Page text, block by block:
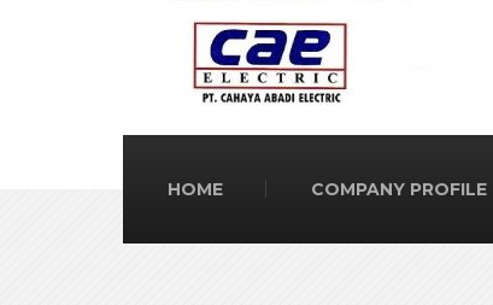
HOME COMPANY PROFILE